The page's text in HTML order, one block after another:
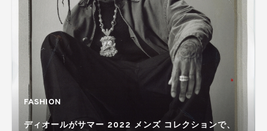
FASHION
ディオールがサマー 2022 メンズ コレクションで、